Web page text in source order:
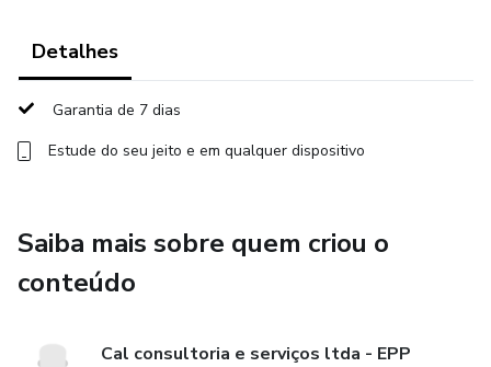
5) Saúde emocional e psíquica: ansiedade, depressão,
física.
8) Treinando a memória: estratégias para criar um
patrimônio cognitivo.
9) A noite e o cérebro.
Detalhes
Garantia de 7 dias
Estude do seu jeito e em qualquer dispositivo
Saiba mais sobre quem criou o
conteúdo
Cal consultoria e serviços ltda - EPP